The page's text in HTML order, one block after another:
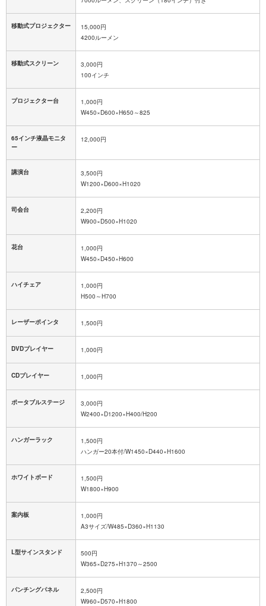
移動式プロジェクター
15,000円
4200ルーメン
移動式スクリーン
3,000円
100インチ
プロジェクター台
1,000円
W450×D600×H650～825
65インチ液晶モニタ
ー
12,000円
講演台
3,500円
W1200×D600×H1020
司会台
2,200円
W900×D500×H1020
花台
1,000円
W450×D450×H600
ハイチェア
1,000円
H500～H700
レーザーポインタ 1,500円
DVDプレイヤー 1,000円
CDプレイヤー 1,000円
ポータブルステージ
3,000円
W2400×D1200×H400/H200
ハンガーラック
1,500円
ハンガー20本付/W1450×D440×H1600
ホワイトボード
1,500円
W1800×H900
案内板
1,000円
A3サイズ/W485×D360×H1130
L型サインスタンド
500円
W365×D275×H1370～2500
パンチングパネル
2,500円
W960×D570×H1800